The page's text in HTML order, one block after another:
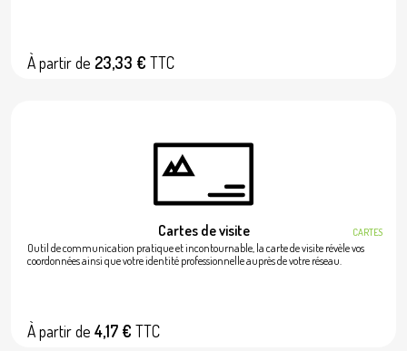
À partir de 23,33 € TTC
CARTES
Cartes de visite
Outil de communication pratique et incontournable, la carte de visite révèle vos
coordonnées ainsi que votre identité professionnelle auprès de votre réseau.
À partir de 4,17 € TTC